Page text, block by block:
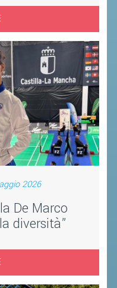
2026
De Marco
diversità”
NAZIONALE
DELLA GIOVENTÙ
TIME
SPORTIVA
E SALUTE